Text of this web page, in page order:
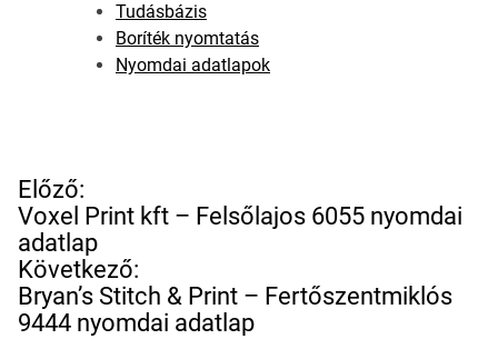
Tudásbázis
Boríték nyomtatás
Nyomdai adatlapok
B
e
j
e
g
y
Előző:
Voxel Print kft – Felsőlajos 6055 nyomdai
adatlap
Következő:
Bryan’s Stitch & Print – Fertőszentmiklós
9444 nyomdai adatlap